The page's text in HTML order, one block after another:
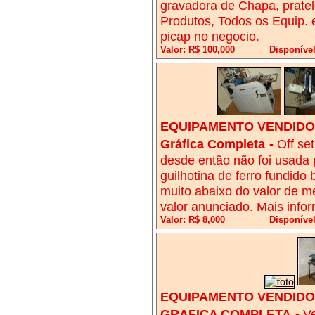
gravadora de Chapa,
Produtos, Todos os Equip.
picap no negocio.
Valor: R$ 100,000
EQUIPAMENTO
Gráfica Completa - Off
desde então não foi
guilhotina de ferro fundido
muito abaixo do valor de
valor anunciado. Mais
Valor: R$ 8,000
EQUIPAMENTO